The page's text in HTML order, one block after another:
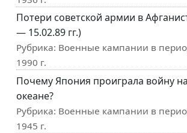
Потери советской армии в
— 15.02.89 гг.)
Рубрика: Военные кампании в
1990 г.
Почему Япония проиграла войну
океане?
Рубрика: Военные кампании в
1945 г.